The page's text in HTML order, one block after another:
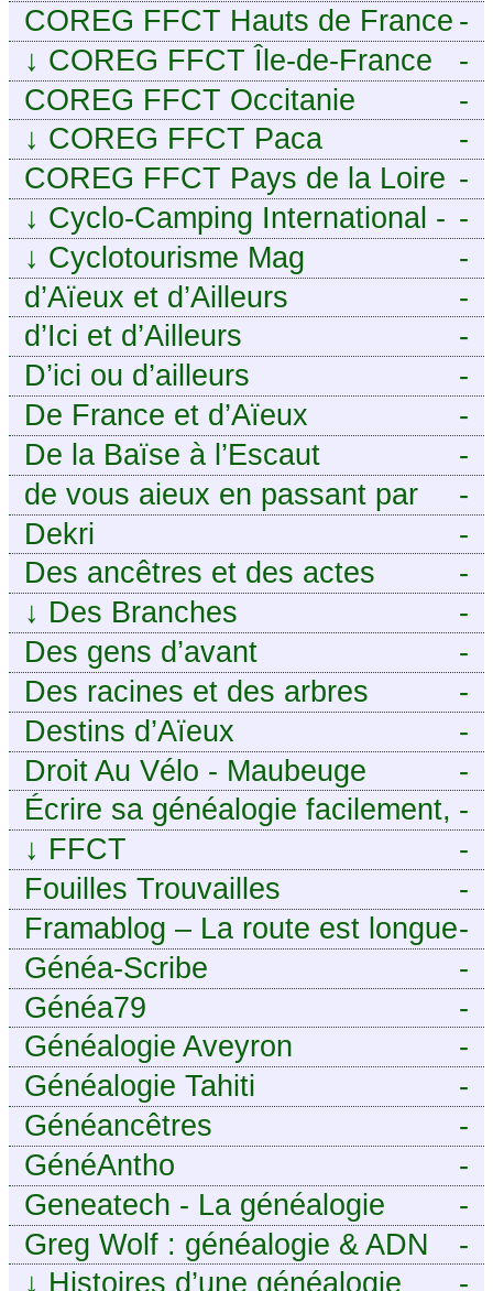
-
COREG FFCT Hauts de France
-
↓ COREG FFCT Île-de-France
-
COREG FFCT Occitanie
-
↓ COREG FFCT Paca
-
COREG FFCT Pays de la Loire
-
↓ Cyclo-Camping International -
Le voyage à vélo
-
↓ Cyclotourisme Mag
-
d’Aïeux et d’Ailleurs
-
d’Ici et d’Ailleurs
-
D’ici ou d’ailleurs
-
De France et d’Aïeux
-
De la Baïse à l’Escaut
-
de vous aieux en passant par
moi
-
Dekri
-
Des ancêtres et des actes
-
↓ Des Branches
-
Des gens d’avant
-
Des racines et des arbres
-
Destins d’Aïeux
-
Droit Au Vélo - Maubeuge
Sambre-Avesnois
-
Écrire sa généalogie facilement,
sans stress avec Généalordi
-
↓ FFCT
-
Fouilles Trouvailles
-
Framablog – La route est longue
mais la voie est libre…
-
Généa-Scribe
-
Généa79
-
Généalogie Aveyron
-
Généalogie Tahiti
-
Généancêtres
-
GénéAntho
-
Geneatech - La généalogie
numérique à portée de tous
-
Greg Wolf : généalogie & ADN
-
↓ Histoires d’une généalogie